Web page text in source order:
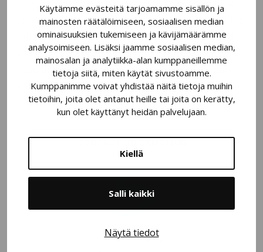
Käytämme evästeitä tarjoamamme sisällön ja
mainosten räätälöimiseen, sosiaalisen median
ominaisuuksien tukemiseen ja kävijämäärämme
analysoimiseen. Lisäksi jaamme sosiaalisen median,
mainosalan ja analytiikka-alan kumppaneillemme
tietoja siitä, miten käytät sivustoamme.
Kumppanimme voivat yhdistää näitä tietoja muihin
tietoihin, joita olet antanut heille tai joita on kerätty,
kun olet käyttänyt heidän palvelujaan.
Kiellä
Salli kaikki
Näytä tiedot
for people to achieve economic stability and build
strong families and vibrant communities by offering
job training, employment placement services and
other community-based programs for people who
have disabilities, lack education or job experience,
or face employment challenges.
Sotek-säätiö sr